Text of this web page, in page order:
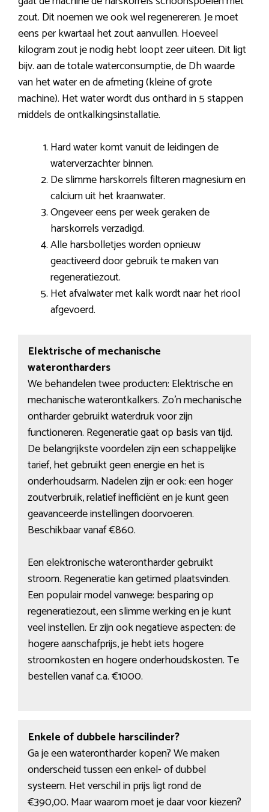
zout. Dit noemen we ook wel regenereren. Je moet
eens per kwartaal het zout aanvullen. Hoeveel
kilogram zout je nodig hebt loopt zeer uiteen. Dit ligt
bijv. aan de totale waterconsumptie, de Dh waarde
van het water en de afmeting (kleine of grote
machine). Het water wordt dus onthard in 5 stappen
middels de ontkalkingsinstallatie.
Hard water komt vanuit de leidingen de
waterverzachter binnen.
De slimme harskorrels filteren magnesium en
calcium uit het kraanwater.
Ongeveer eens per week geraken de
harskorrels verzadigd.
Alle harsbolletjes worden opnieuw
geactiveerd door gebruik te maken van
regeneratiezout.
Het afvalwater met kalk wordt naar het riool
afgevoerd.
Elektrische of mechanische
waterontharders
We behandelen twee producten: Elektrische en
mechanische waterontkalkers. Zo’n mechanische
ontharder gebruikt waterdruk voor zijn
functioneren. Regeneratie gaat op basis van tijd.
De belangrijkste voordelen zijn een schappelijke
tarief, het gebruikt geen energie en het is
onderhoudsarm. Nadelen zijn er ook: een hoger
zoutverbruik, relatief inefficiënt en je kunt geen
geavanceerde instellingen doorvoeren.
Beschikbaar vanaf €860.
Een elektronische waterontharder gebruikt
stroom. Regeneratie kan getimed plaatsvinden.
Een populair model vanwege: besparing op
regeneratiezout, een slimme werking en je kunt
veel instellen. Er zijn ook negatieve aspecten: de
hogere aanschafprijs, je hebt iets hogere
stroomkosten en hogere onderhoudskosten. Te
bestellen vanaf c.a. €1000.
Enkele of dubbele harscilinder?
Ga je een waterontharder kopen? We maken
onderscheid tussen een enkel- of dubbel
systeem. Het verschil in prijs ligt rond de
€390,00. Maar waarom moet je daar voor kiezen?